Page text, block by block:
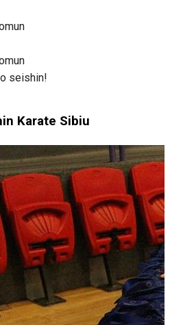
seishin!
Karate Sibiu